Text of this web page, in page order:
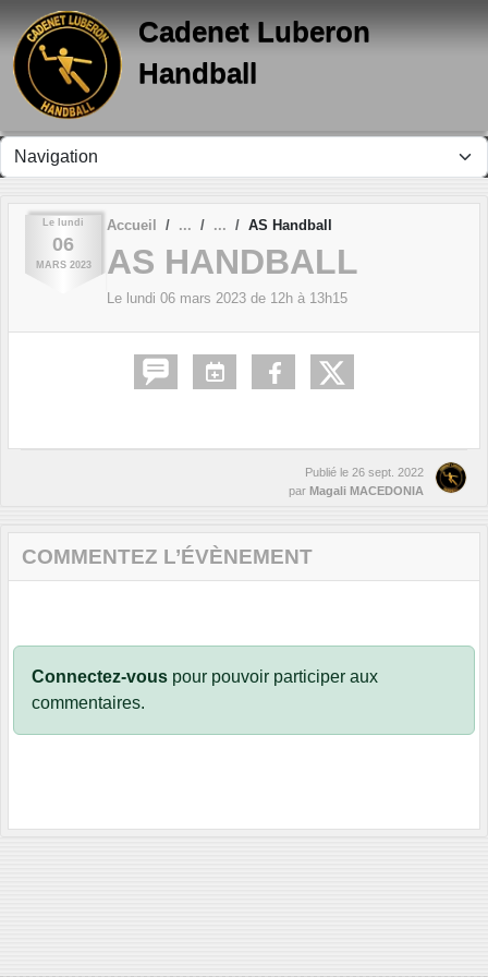
Cadenet Luberon
Handball
Le lundi
06
MARS 2023
Accueil AS Handball
AS HANDBALL
Le lundi 06 mars 2023 de 12h à 13h15
Publié le 26 sept. 2022
par Magali MACEDONIA
COMMENTEZ L’ÉVÈNEMENT
Connectez-vous pour pouvoir participer aux
commentaires.
Panneau de gestion des cookies